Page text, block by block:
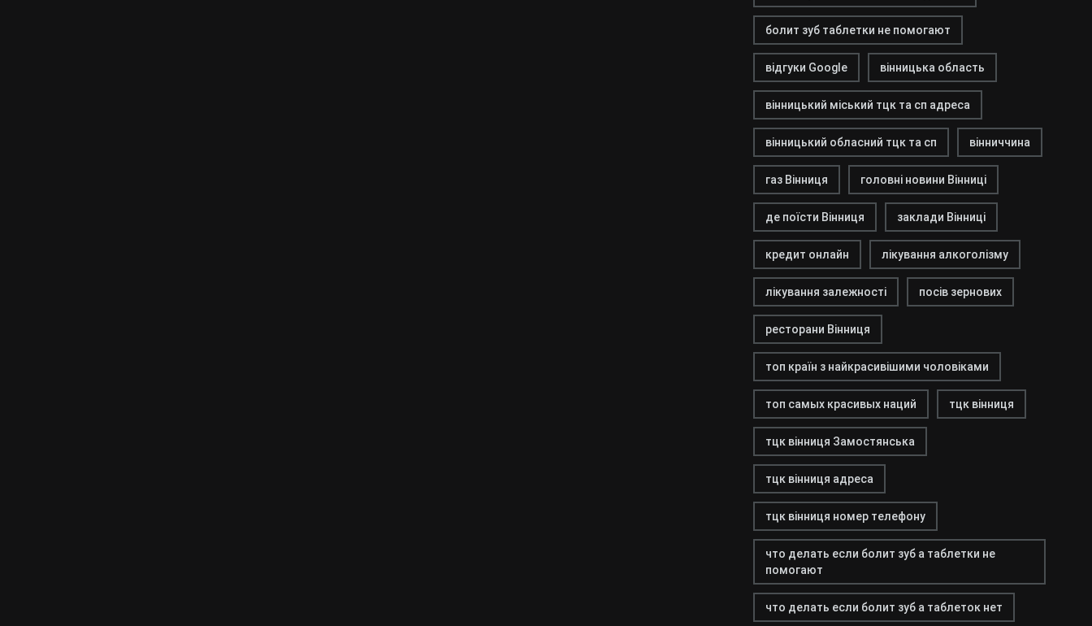
болит зуб таблетки не помогают
відгуки Google вінницька область
вінницький міський тцк та сп адреса
вінницький обласний тцк та сп вінниччина
газ Вінниця головні новини Вінниці
де поїсти Вінниця заклади Вінниці
кредит онлайн лікування алкоголізму
лікування залежності посів зернових
ресторани Вінниця
топ країн з найкрасивішими чоловіками
топ самых красивых наций тцк вінниця
тцк вінниця Замостянська
тцк вінниця адреса
тцк вінниця номер телефону
что делать если болит зуб а таблетки не
помогают
что делать если болит зуб а таблеток нет